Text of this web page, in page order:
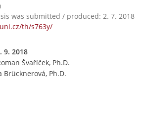
was submitted / produced: 2. 7. 2018
th/s763y/
9. 2018
Švaříček, Ph.D.
Brücknerová, Ph.D.